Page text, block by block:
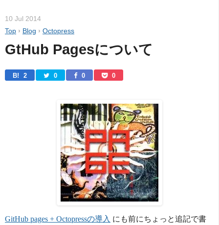
10 Jul 2014
Top › Blog › Octopress
GtHub Pagesについて
B! 2 0 0 0
GitHub pages + Octopressの導入 にも前にちょっと追記で書